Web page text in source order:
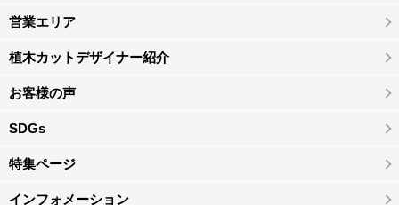
営業エリア
植木カットデザイナー紹介
お客様の声
SDGs
特集ページ
インフォメーション